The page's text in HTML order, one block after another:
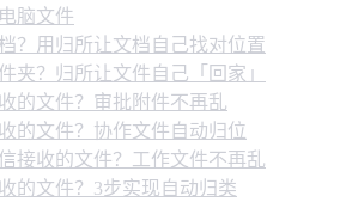
脑文件
？用归所让文档自己找对位置
夹？归所让文件自己「回家」
的文件？审批附件不再乱
的文件？协作文件自动归位
接收的文件？工作文件不再乱
的文件？3步实现自动归类